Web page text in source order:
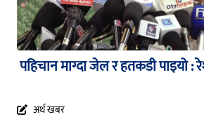
पहिचान माग्दा जेल र हतकडी पाइयो :
अर्थ खबर